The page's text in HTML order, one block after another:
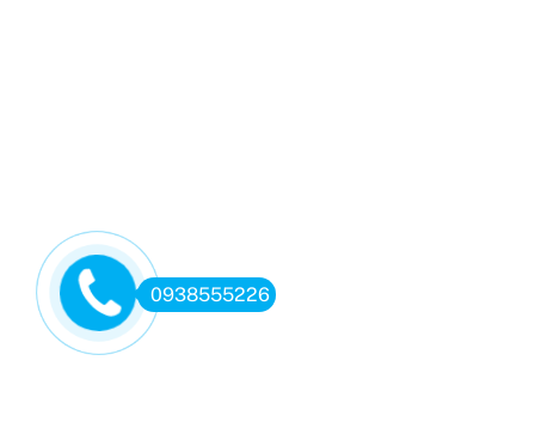
0938555226